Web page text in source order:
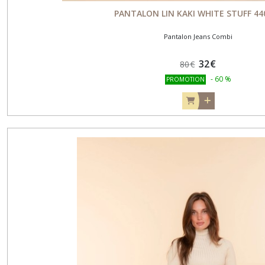
PANTALON LIN KAKI WHITE STUFF
Pantalon Jeans Combi
80€ 32€
PROMOTION - 60 %